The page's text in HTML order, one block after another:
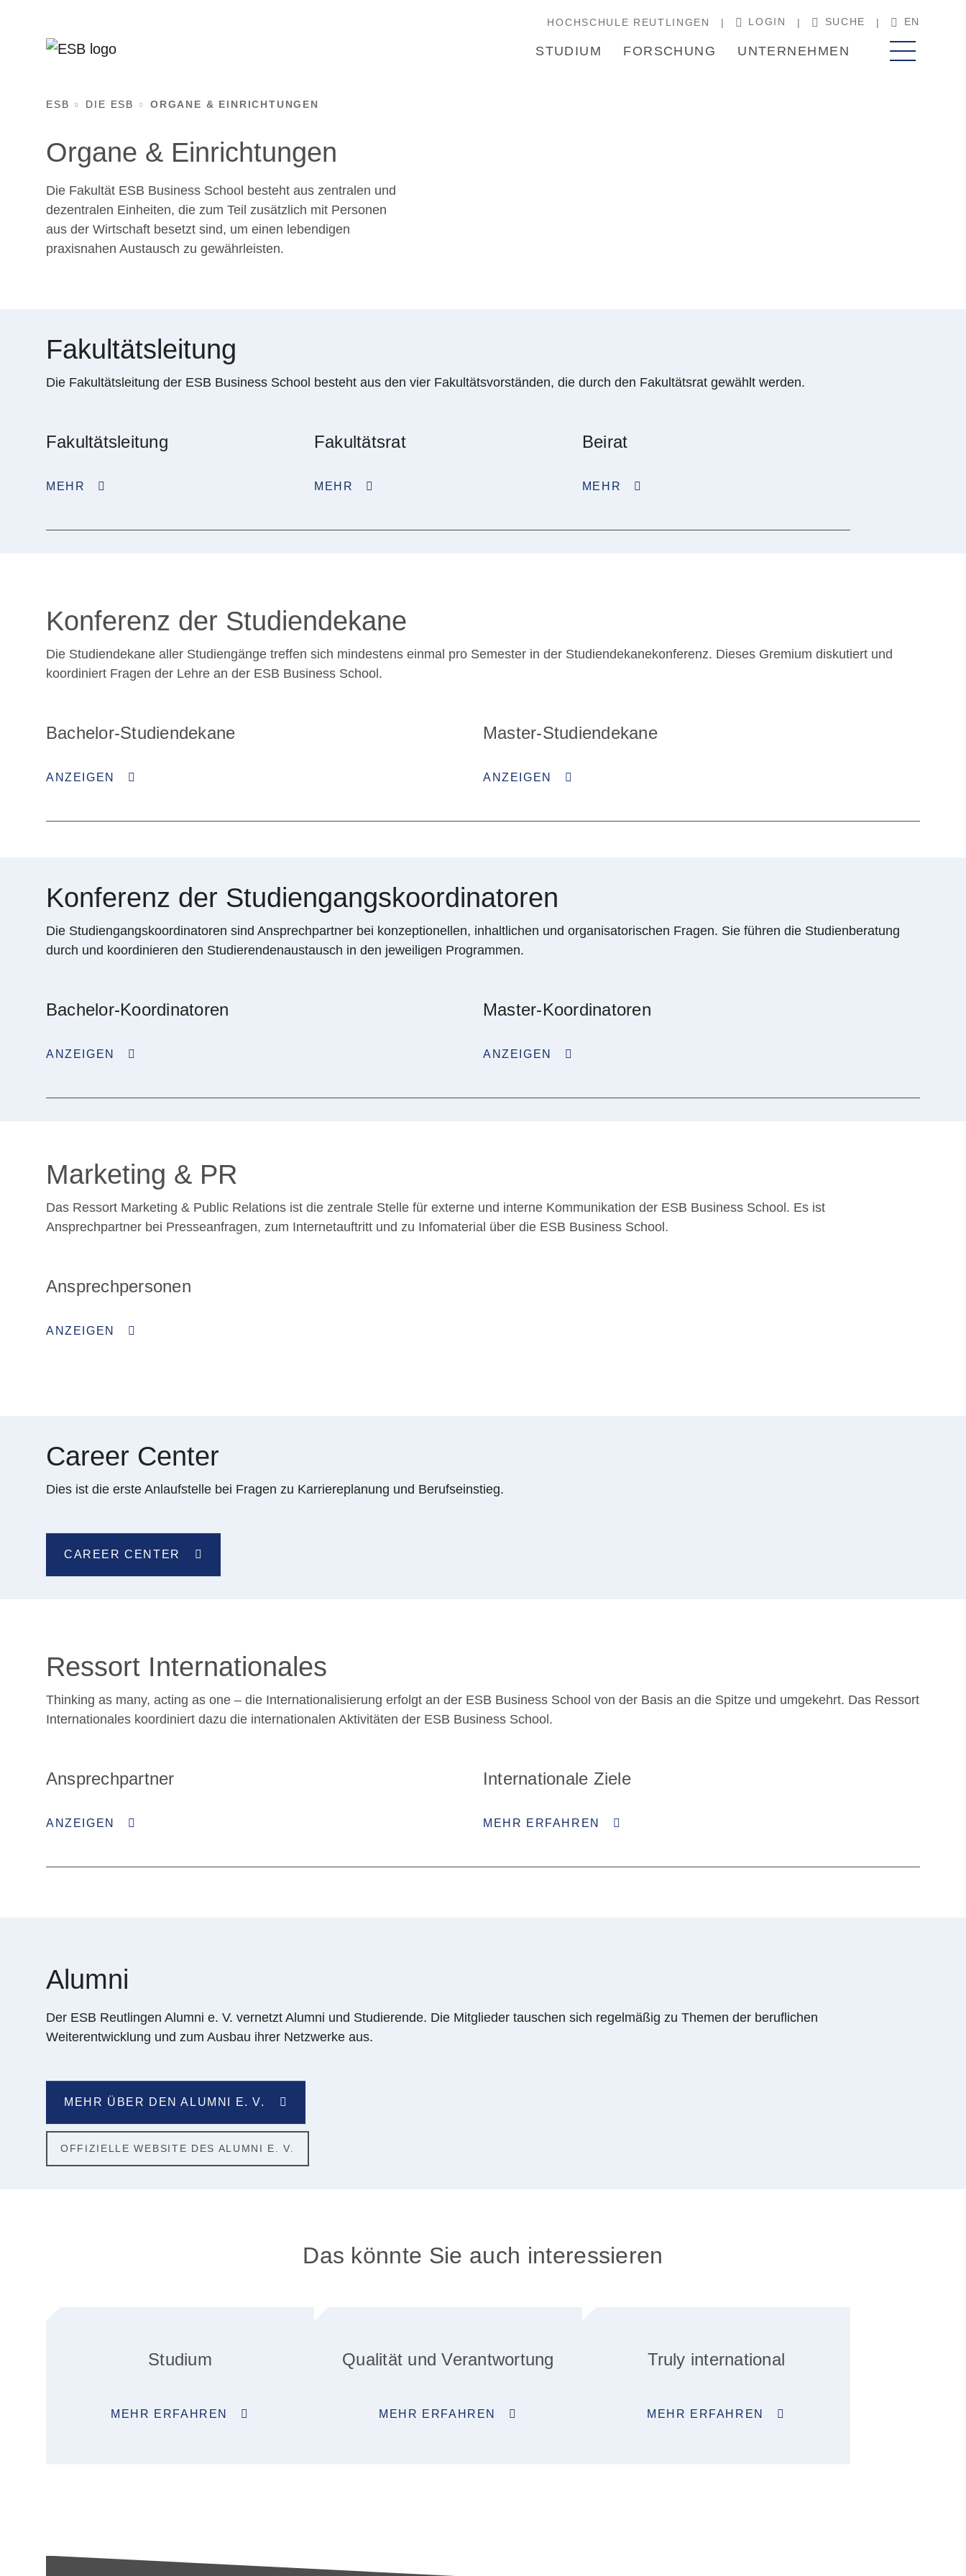
HOCHSCHULE REUTLINGEN LOGIN SUCHE EN
STUDIUM FORSCHUNG UNTERNEHMEN
ESB DIE ESB ORGANE & EINRICHTUNGEN
Organe & Einrichtungen
Die Fakultät ESB Business School besteht aus zentralen und
dezentralen Einheiten, die zum Teil zusätzlich mit Personen
aus der Wirtschaft besetzt sind, um einen lebendigen
praxisnahen Austausch zu gewährleisten.
Fakultätsleitung
Die Fakultätsleitung der ESB Business School besteht aus den vier Fakultätsvorständen, die durch den Fakultätsrat gewählt werden.
Fakultätsleitung
MEHR
Fakultätsrat
MEHR
Beirat
MEHR
Konferenz der Studiendekane
Die Studiendekane aller Studiengänge treffen sich mindestens einmal pro Semester in der Studiendekanekonferenz. Dieses Gremium diskutiert und
koordiniert Fragen der Lehre an der ESB Business School.
Bachelor-Studiendekane
ANZEIGEN
Master-Studiendekane
ANZEIGEN
Konferenz der Studiengangskoordinatoren
Die Studiengangskoordinatoren sind Ansprechpartner bei konzeptionellen, inhaltlichen und organisatorischen Fragen. Sie führen die Studienberatung
durch und koordinieren den Studierendenaustausch in den jeweiligen Programmen.
Bachelor-Koordinatoren
ANZEIGEN
Master-Koordinatoren
ANZEIGEN
Marketing & PR
Das Ressort Marketing & Public Relations ist die zentrale Stelle für externe und interne Kommunikation der ESB Business School. Es ist
Ansprechpartner bei Presseanfragen, zum Internetauftritt und zu Infomaterial über die ESB Business School.
Ansprechpersonen
ANZEIGEN
Career Center
Dies ist die erste Anlaufstelle bei Fragen zu Karriereplanung und Berufseinstieg.
CAREER CENTER
Ressort Internationales
Thinking as many, acting as one – die Internationalisierung erfolgt an der ESB Business School von der Basis an die Spitze und umgekehrt. Das Ressort
Internationales koordiniert dazu die internationalen Aktivitäten der ESB Business School.
Ansprechpartner
ANZEIGEN
Internationale Ziele
MEHR ERFAHREN
Alumni
Der ESB Reutlingen Alumni e. V. vernetzt Alumni und Studierende. Die Mitglieder tauschen sich regelmäßig zu Themen der beruflichen
Weiterentwicklung und zum Ausbau ihrer Netzwerke aus.
MEHR ÜBER DEN ALUMNI E. V.
OFFIZIELLE WEBSITE DES ALUMNI E. V.
Das könnte Sie auch interessieren
Studium
MEHR ERFAHREN
Qualität und Verantwortung
MEHR ERFAHREN
Truly international
MEHR ERFAHREN